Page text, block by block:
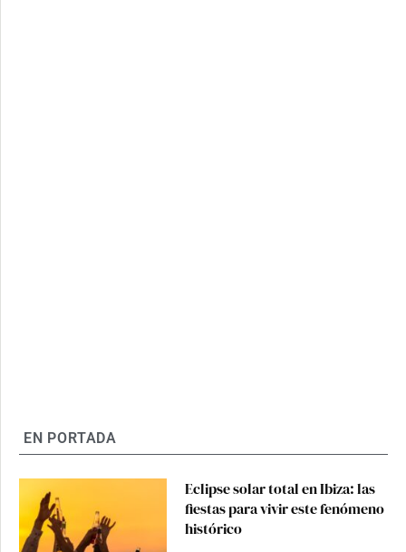
EN PORTADA
Eclipse solar total en Ibiza: las
fiestas para vivir este fenómeno
histórico